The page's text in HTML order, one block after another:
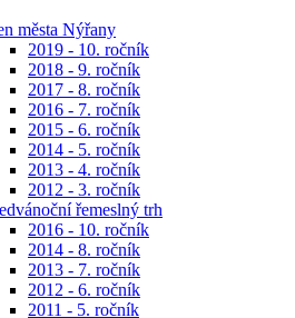
města Nýřany
2019 - 10. ročník
2018 - 9. ročník
2017 - 8. ročník
2016 - 7. ročník
2015 - 6. ročník
2014 - 5. ročník
2013 - 4. ročník
2012 - 3. ročník
řemeslný trh
2016 - 10. ročník
2014 - 8. ročník
2013 - 7. ročník
2012 - 6. ročník
2011 - 5. ročník